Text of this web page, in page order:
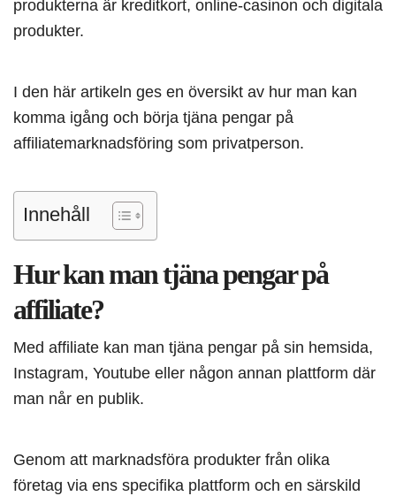
produkterna är kreditkort, online-casinon och digitala
produkter.
I den här artikeln ges en översikt av hur man kan
komma igång och börja tjäna pengar på
affiliatemarknadsföring som privatperson.
Innehåll
Hur kan man tjäna pengar på
affiliate?
Med affiliate kan man tjäna pengar på sin hemsida,
Instagram, Youtube eller någon annan plattform där
man når en publik.
Genom att marknadsföra produkter från olika
företag via ens specifika plattform och en särskild